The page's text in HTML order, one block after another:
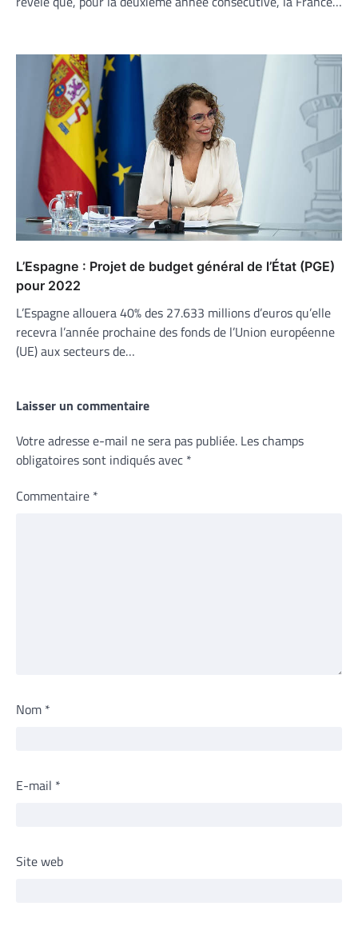
L’Espagne : Projet de budget général de l’État (PGE)
pour 2022
L’Espagne allouera 40% des 27.633 millions d’euros qu’elle
recevra l’année prochaine des fonds de l’Union européenne
(UE) aux secteurs de…
Laisser un commentaire
Votre adresse e-mail ne sera pas publiée. Les champs
obligatoires sont indiqués avec *
Commentaire *
Nom *
E-mail *
Site web